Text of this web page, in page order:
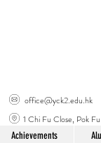
office@yck2.edu.hk
1 Chi Fu Close, Pok
Achievements